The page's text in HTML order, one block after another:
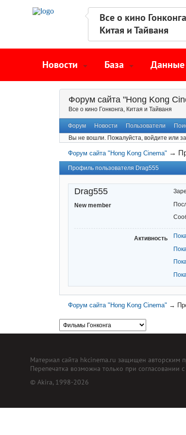
Все о кино
Китая и Тайваня
Новости База Данные
Форум сайта "Hong Kong
Все о кино Гонконга, Китая и Тайваня
Форум Новости Пользователи
Вы не вошли. Пожалуйста, войдите или
Форум сайта "Hong Kong Cinema" →
Профиль пользователя Drag555
Drag555
New member
Активность
Форум сайта "Hong Kong Cinema" →
Материал сайта hkcinema.ru защищен авторским
Перепечатка возможна только при согласовании
© Akira, 1998-2026